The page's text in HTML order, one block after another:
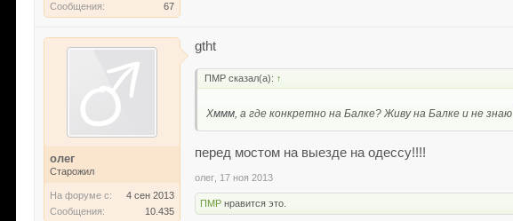
Сообщения:
67
олег
Старожил
На форуме с:
4 сен 2013
Сообщения:
10.435
gtht
ПМР сказал(а): ↑
Хммм, а где конкретно на Балке? Живу на Балке и не знаю
перед мостом на выезде на одессу!!!!
олег 17 ноя 2013
ПМР нравится это.